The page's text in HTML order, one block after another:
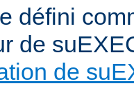
défini
de
de